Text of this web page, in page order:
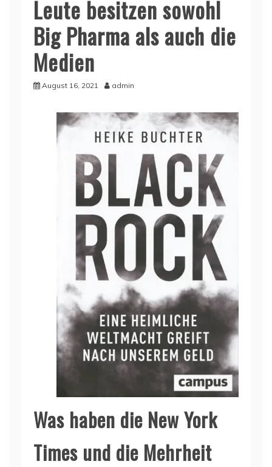
Leute besitzen sowohl
Big Pharma als auch die
Medien
August 16, 2021 admin
Was haben die New York
Times und die Mehrheit